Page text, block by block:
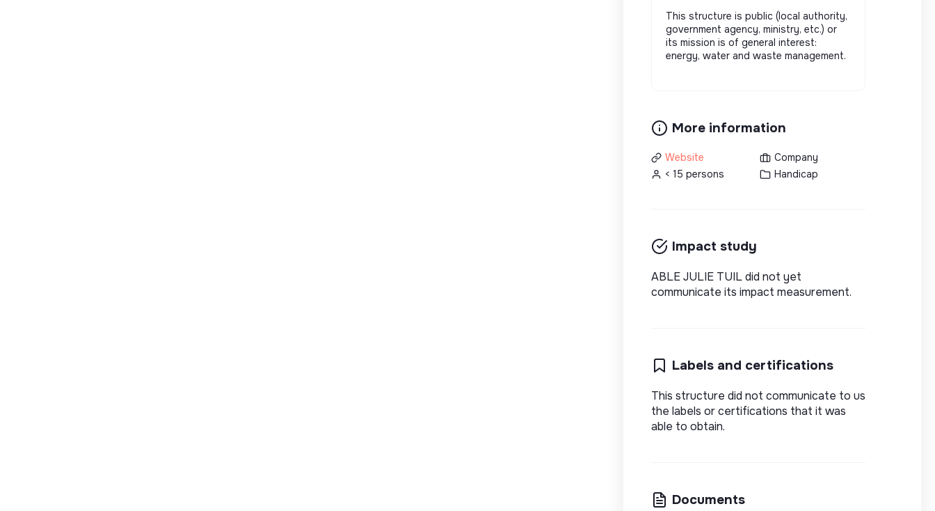
This structure is public (local authority,
government agency, ministry, etc.) or
its mission is of general interest:
energy, water and waste management.
More information
Website
Company
< 15 persons
Handicap
Impact study
ABLE JULIE TUIL did not yet
communicate its impact measurement.
Labels and certifications
This structure did not communicate to us
the labels or certifications that it was
able to obtain.
Documents